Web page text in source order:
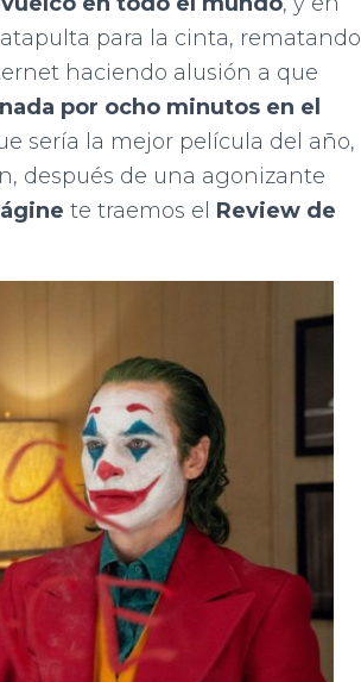
para la cinta, rematando
haciendo alusión a que
por ocho minutos en el
sería la mejor película del año,
después de una agonizante
te traemos el Review de